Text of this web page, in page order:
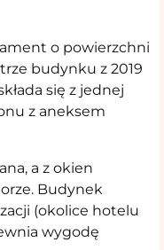
o powierzchni
budynku z 2019
się z jednej
z aneksem
a z okien
Budynek
(okolice hotelu
wygodę